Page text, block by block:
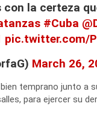
t
i
r
la certeza
#Cuba
pic.twitter.com/
March 26,
temprano junto a
para ejercer su